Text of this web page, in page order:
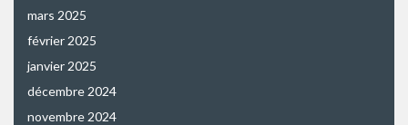
mars 2025
février 2025
janvier 2025
décembre 2024
novembre 2024